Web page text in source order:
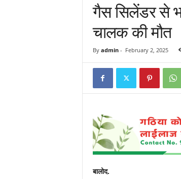
गैस सिलेंडर से
चालक की मौत
By admin- February 2, 2025
बालोद.